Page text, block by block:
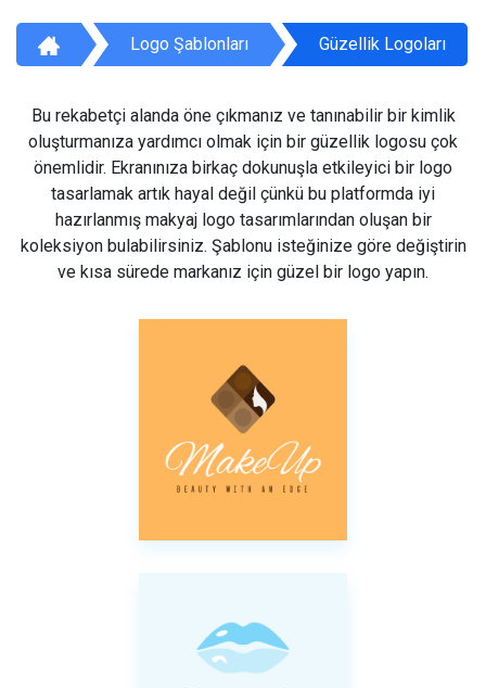
Logo Şablonları Güzellik Logoları
Bu rekabetçi alanda öne çıkmanız ve tanınabilir bir kimlik
oluşturmanıza yardımcı olmak için bir güzellik logosu çok
önemlidir. Ekranınıza birkaç dokunuşla etkileyici bir logo
tasarlamak artık hayal değil çünkü bu platformda iyi
hazırlanmış makyaj logo tasarımlarından oluşan bir
koleksiyon bulabilirsiniz. Şablonu isteğinize göre değiştirin
ve kısa sürede markanız için güzel bir logo yapın.